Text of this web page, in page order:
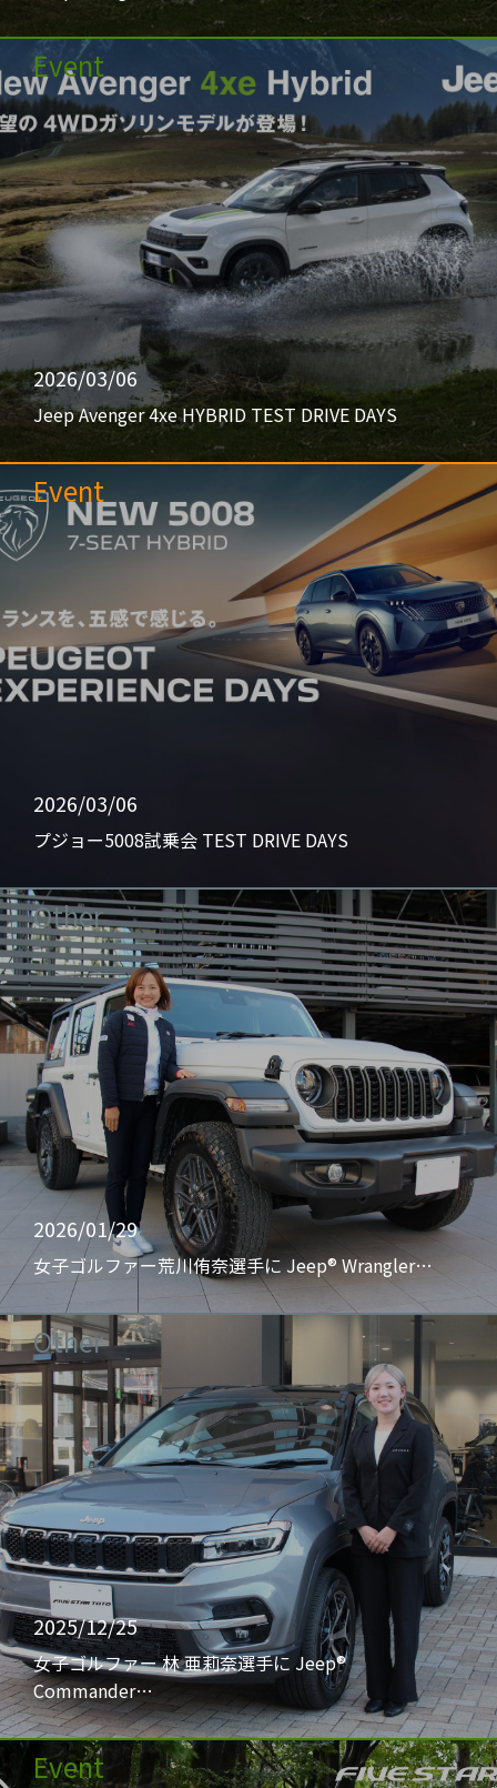
Event
2026/03/06
Jeep Avenger 4xe HYBRID TEST DRIVE DAYS
Event
2026/03/06
プジョー5008試乗会 TEST DRIVE DAYS
Other
2026/01/29
女子ゴルファー荒川侑奈選手に Jeep® Wrangler…
Other
2025/12/25
女子ゴルファー 林 亜莉奈選手に Jeep®
Commander…
Event